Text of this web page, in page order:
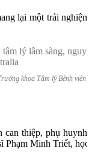
lại một trải
khoa Tâm lý Bệnh viện
can thiệp, phụ
Minh Triết, học